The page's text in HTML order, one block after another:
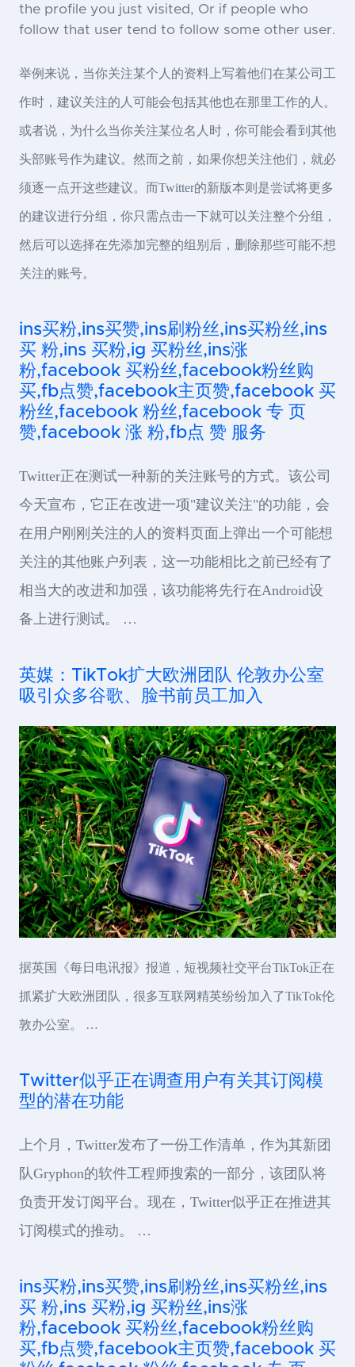
the profile you just visited, Or if people who
follow that user tend to follow some other user.
举例来说，当你关注某个人的资料上写着他们在某公司工
作时，建议关注的人可能会包括其他也在那里工作的人。
或者说，为什么当你关注某位名人时，你可能会看到其他
头部账号作为建议。然而之前，如果你想关注他们，就必
须逐一点开这些建议。而Twitter的新版本则是尝试将更多
的建议进行分组，你只需点击一下就可以关注整个分组，
然后可以选择在先添加完整的组别后，删除那些可能不想
关注的账号。
ins买粉,ins买赞,ins刷粉丝,ins买粉丝,ins
买 粉,ins 买粉,ig 买粉丝,ins涨
粉,facebook 买粉丝,facebook粉丝购
买,fb点赞,facebook主页赞,facebook 买
粉丝,facebook 粉丝,facebook 专 页
赞,facebook 涨 粉,fb点 赞 服务
Twitter正在测试一种新的关注账号的方式。该公司
今天宣布，它正在改进一项"建议关注"的功能，会
在用户刚刚关注的人的资料页面上弹出一个可能想
关注的其他账户列表，这一功能相比之前已经有了
相当大的改进和加强，该功能将先行在Android设
备上进行测试。 …
英媒：TikTok扩大欧洲团队 伦敦办公室
吸引众多谷歌、脸书前员工加入
据英国《每日电讯报》报道，短视频社交平台TikTok正在
抓紧扩大欧洲团队，很多互联网精英纷纷加入了TikTok伦
敦办公室。 …
Twitter似乎正在调查用户有关其订阅模
型的潜在功能
上个月，Twitter发布了一份工作清单，作为其新团
队Gryphon的软件工程师搜索的一部分，该团队将
负责开发订阅平台。现在，Twitter似乎正在推进其
订阅模式的推动。 …
ins买粉,ins买赞,ins刷粉丝,ins买粉丝,ins
买 粉,ins 买粉,ig 买粉丝,ins涨
粉,facebook 买粉丝,facebook粉丝购
买,fb点赞,facebook主页赞,facebook 买